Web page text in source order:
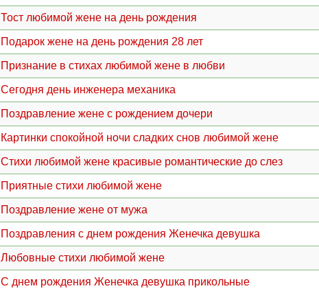
Тост любимой жене на день рождения
Подарок жене на день рождения 28 лет
Признание в стихах любимой жене в любви
Сегодня день инженера механика
Поздравление жене с рождением дочери
Картинки спокойной ночи сладких снов любимой жене
Стихи любимой жене красивые романтические до слез
Приятные стихи любимой жене
Поздравление жене от мужа
Поздравления с днем рождения Женечка девушка
Любовные стихи любимой жене
С днем рождения Женечка девушка прикольные